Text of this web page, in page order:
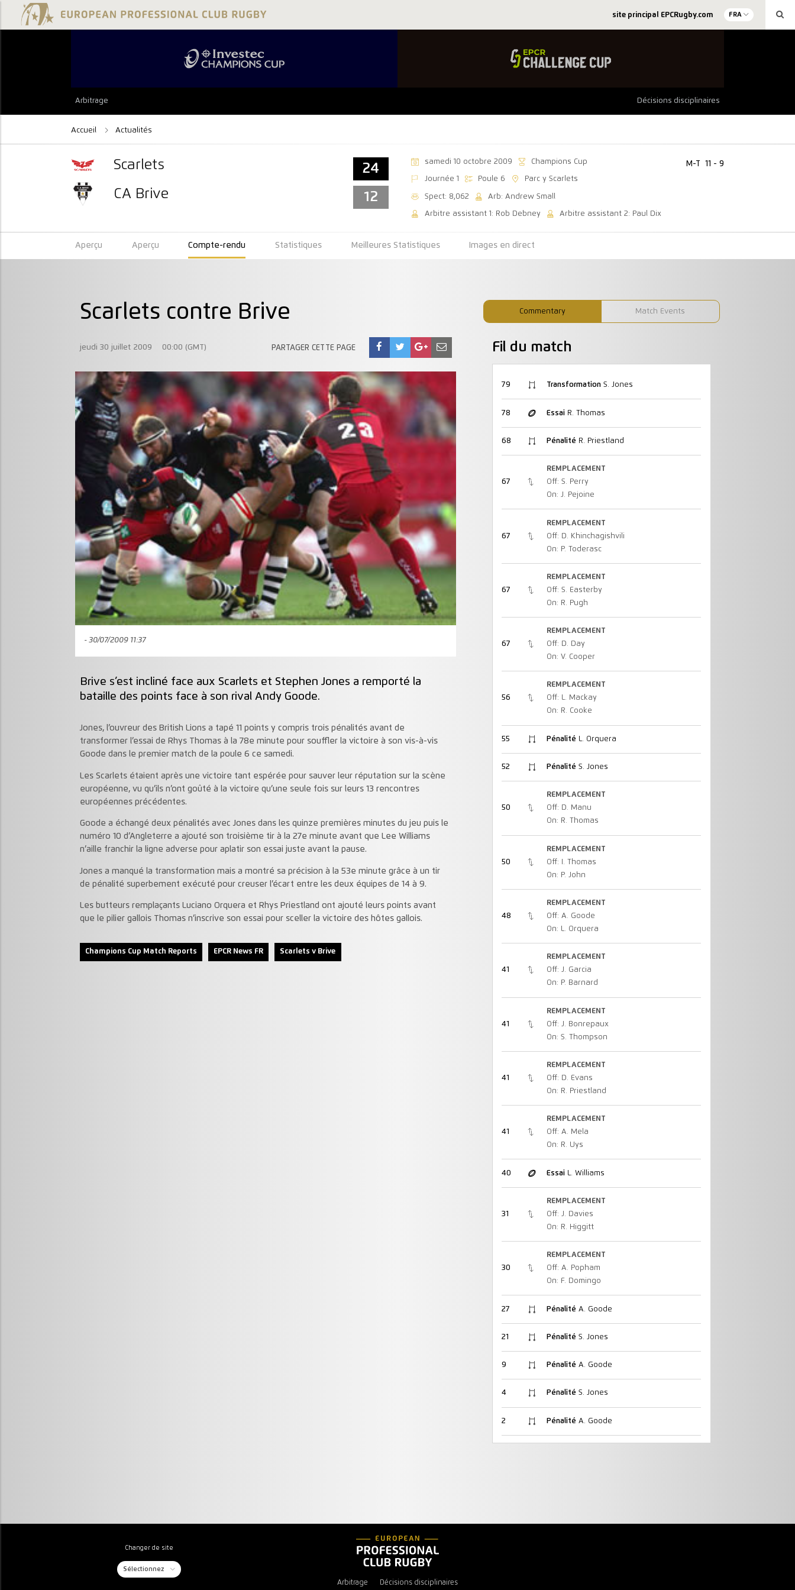
site principal EPCRugby.com FRA
Arbitrage Décisions disciplinaires
Accueil Actualités
Scarlets
CA Brive
24
12
samedi 10 octobre 2009 Champions Cup
Journée 1 Poule 6 Parc y Scarlets
Spect: 8,062 Arb: Andrew Small
Arbitre assistant 1: Rob Debney Arbitre assistant 2: Paul Dix
M-T 11 - 9
Aperçu Aperçu Compte-rendu Statistiques Meilleures Statistiques Images en direct
Commentary Match Events
Scarlets contre Brive
jeudi 30 juillet 2009 00:00 (GMT) PARTAGER CETTE PAGE
- 30/07/2009 11:37
Brive s’est incliné face aux Scarlets et Stephen Jones a remporté la
bataille des points face à son rival Andy Goode.
Jones, l’ouvreur des British Lions a tapé 11 points y compris trois pénalités avant de
transformer l’essai de Rhys Thomas à la 78e minute pour souffler la victoire à son vis-à-vis
Goode dans le premier match de la poule 6 ce samedi.
Les Scarlets étaient après une victoire tant espérée pour sauver leur réputation sur la scène
européenne, vu qu’ils n’ont goûté à la victoire qu’une seule fois sur leurs 13 rencontres
européennes précédentes.
Goode a échangé deux pénalités avec Jones dans les quinze premières minutes du jeu puis le
numéro 10 d’Angleterre a ajouté son troisième tir à la 27e minute avant que Lee Williams
n’aille franchir la ligne adverse pour aplatir son essai juste avant la pause.
Jones a manqué la transformation mais a montré sa précision à la 53e minute grâce à un tir
de pénalité superbement exécuté pour creuser l’écart entre les deux équipes de 14 à 9.
Les butteurs remplaçants Luciano Orquera et Rhys Priestland ont ajouté leurs points avant
que le pilier gallois Thomas n’inscrive son essai pour sceller la victoire des hôtes gallois.
Champions Cup Match Reports EPCR News FR Scarlets v Brive
Fil du match
79 TransformationS. Jones
78 EssaiR. Thomas
68 Pénalité R. Priestland
67
REMPLACEMENT
Off: S. Perry
On: J. Pejoine
67
REMPLACEMENT
Off: D. Khinchagishvili
On: P. Toderasc
67
REMPLACEMENT
Off: S. Easterby
On: R. Pugh
67
REMPLACEMENT
Off: D. Day
On: V. Cooper
56
REMPLACEMENT
Off: L. Mackay
On: R. Cooke
55 Pénalité L. Orquera
52 Pénalité S. Jones
50
REMPLACEMENT
Off: D. Manu
On: R. Thomas
50
REMPLACEMENT
Off: I. Thomas
On: P. John
48
REMPLACEMENT
Off: A. Goode
On: L. Orquera
41
REMPLACEMENT
Off: J. Garcia
On: P. Barnard
41
REMPLACEMENT
Off: J. Bonrepaux
On: S. Thompson
41
REMPLACEMENT
Off: D. Evans
On: R. Priestland
41
REMPLACEMENT
Off: A. Mela
On: R. Uys
40 EssaiL. Williams
31
REMPLACEMENT
Off: J. Davies
On: R. Higgitt
30
REMPLACEMENT
Off: A. Popham
On: F. Domingo
27 Pénalité A. Goode
21 Pénalité S. Jones
9 Pénalité A. Goode
4 Pénalité S. Jones
2 Pénalité A. Goode
Changer de site
Sélectionnez
Arbitrage Décisions disciplinaires